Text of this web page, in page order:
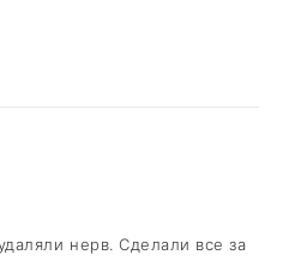
нерв. Сделали все за